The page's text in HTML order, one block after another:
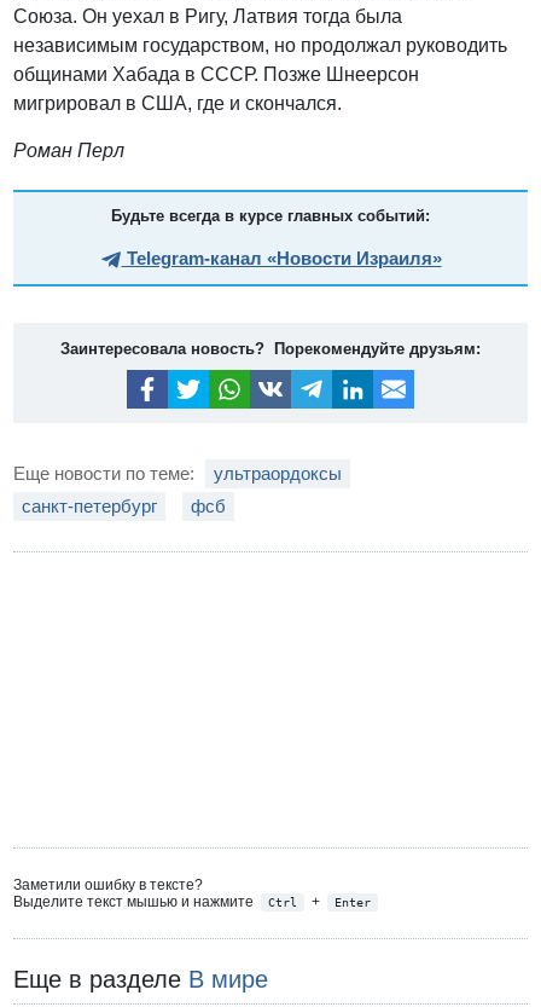
Союза. Он уехал в Ригу, Латвия тогда была
независимым государством, но продолжал руководить
общинами Хабада в СССР. Позже Шнеерсон
мигрировал в США, где и скончался.
Роман Перл
Будьте всегда в курсе главных событий:
Telegram-канал «Новости Израиля»
Заинтересовала новость? Порекомендуйте друзьям:
Еще новости по теме:
ультраордоксы
санкт-петербург
фсб
Заметили ошибку в тексте?
Выделите текст мышью и нажмите
Ctrl + Enter
Еще в разделе В мире